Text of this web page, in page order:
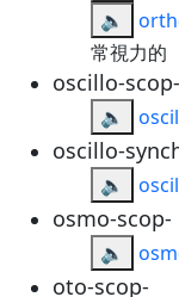
🔈
常視力的
oscillo-scop-
🔈
oscillo-
🔈
osmo-scop-
🔈
oto-scop-